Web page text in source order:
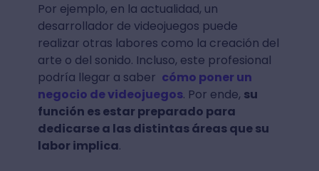
Por ejemplo, en la actualidad, un
desarrollador de videojuegos puede
realizar otras labores como la creación del
arte o del sonido. Incluso, este profesional
podría llegar a saber cómo poner un
negocio de videojuegos. Por ende, su
función es estar preparado para
dedicarse a las distintas áreas que su
labor implica.